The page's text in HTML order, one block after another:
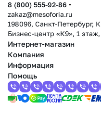
8 (800) 555-92-86
zakaz@mesoforia.ru
198096, Санкт-Петербург,
Бизнес-центр «К9», 1
Интернет-магазин
Компания
Информация
Помощь